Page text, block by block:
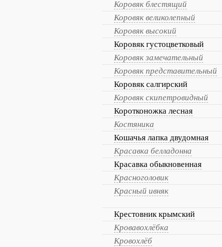
Коровяк блестящий
Коровяк великолепный
Коровяк высокий
Коровяк густоцветковый
Коровяк замечательный
Коровяк представительный
Коровяк салгирский
Коровяк скипетровидный
Коротконожка лесная
Костяника
Кошачья лапка двудомная
Красавка белладонна
Красавка обыкновенная
Красноголовик
Красный ивняк
Крестовник крымский
Кровавохлёбка
Кровохлёб